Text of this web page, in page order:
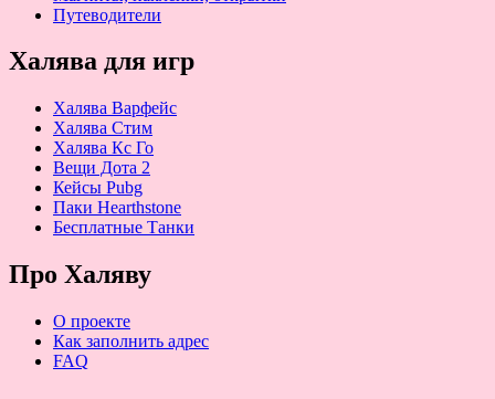
Путеводители
Халява для игр
Халява Варфейс
Халява Стим
Халява Кс Го
Вещи Дота 2
Кейсы Pubg
Паки Hearthstone
Бесплатные Танки
Про Халяву
О проекте
Как заполнить адрес
FAQ